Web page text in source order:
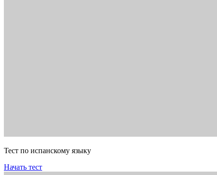
Тест по испанскому языку
Начать тест